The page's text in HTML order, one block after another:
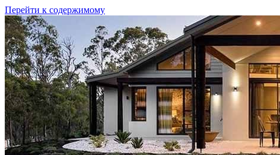
Перейти к содержимому